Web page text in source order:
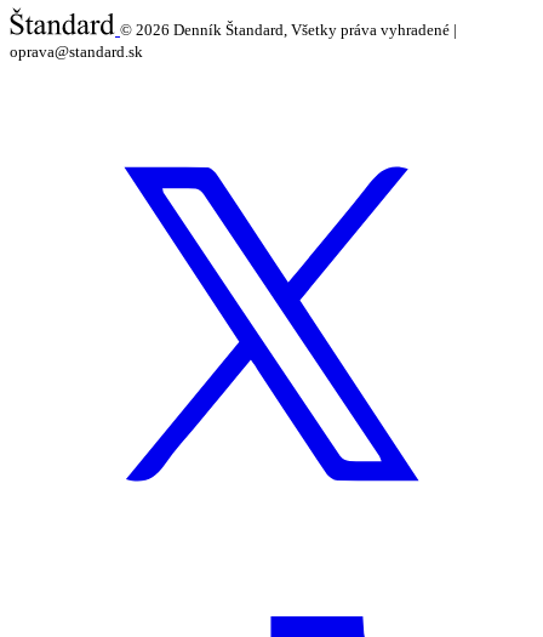
© 2026 Denník Štandard, Všetky práva vyhradené |
oprava@standard.sk